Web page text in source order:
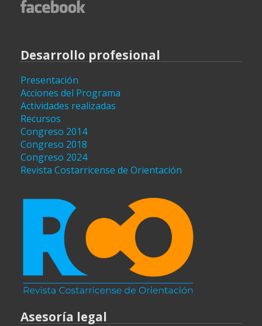
Desarrollo profesional
Presentación
Acciones del Programa
Actividades realizadas
Recursos
Congreso 2014
Congreso 2018
Congreso 2024
Revista Costarricense de Orientación
Asesoría legal